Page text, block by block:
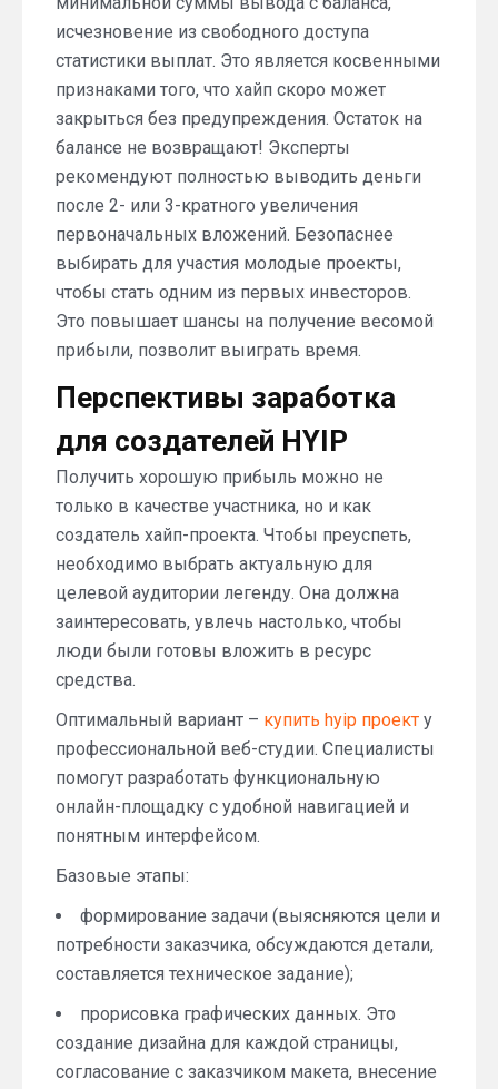
исчезновение из свободного доступа
статистики выплат. Это является косвенными
признаками того, что хайп скоро может
закрыться без предупреждения. Остаток на
балансе не возвращают! Эксперты
рекомендуют полностью выводить деньги
после 2- или 3-кратного увеличения
первоначальных вложений. Безопаснее
выбирать для участия молодые проекты,
чтобы стать одним из первых инвесторов.
Это повышает шансы на получение весомой
прибыли, позволит выиграть время.
Перспективы заработка
для создателей HYIP
Получить хорошую прибыль можно не
только в качестве участника, но и как
создатель хайп-проекта. Чтобы преуспеть,
необходимо выбрать актуальную для
целевой аудитории легенду. Она должна
заинтересовать, увлечь настолько, чтобы
люди были готовы вложить в ресурс
средства.
Оптимальный вариант – купить hyip проект у
профессиональной веб-студии. Специалисты
помогут разработать функциональную
онлайн-площадку с удобной навигацией и
понятным интерфейсом.
Базовые этапы:
формирование задачи (выясняются цели и
потребности заказчика, обсуждаются детали,
составляется техническое задание);
прорисовка графических данных. Это
создание дизайна для каждой страницы,
согласование с заказчиком макета, внесение